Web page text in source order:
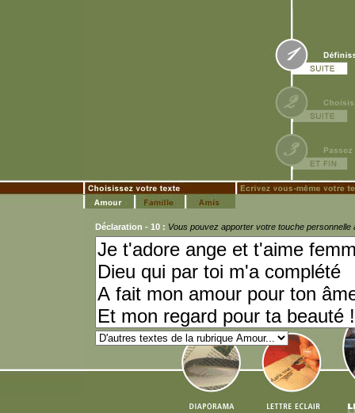
Déclaration - 10 : Vous pouvez apporter votre touche